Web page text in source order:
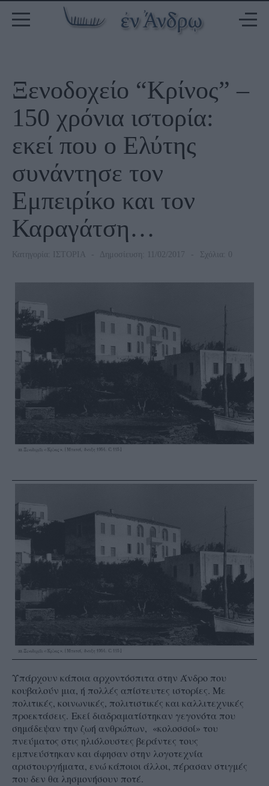
Ξενοδοχείο “Κρίνος” –
150 χρόνια ιστορία:
εκεί που ο Ελύτης
συνάντησε τον
Εμπειρίκο και τον
Καραγάτση…
Κατηγορία: ΙΣΤΟΡΙΑ Δημοσίευση: 11/02/2017 Σχόλια: 0
Υπάρχουν κάποια αρχοντόσπιτα στην Άνδρο που
κουβαλούν μια, ή πολλές απίστευτες ιστορίες. Με
πολιτικές, κοινωνικές, πολιτιστικές και καλλιτεχνικές
προεκτάσεις. Εκεί διαδραματίστηκαν γεγονότα που
σημάδεψαν την ζωή ανθρώπων, «κολοσσοί» του
πνεύματος στις ηλιόλουστες βεράντες τους
εμπνεύστηκαν και άφησαν στην λογοτεχνία
αριστουργήματα, ενώ κάποιοι άλλοι, πέρασαν στιγμές
που δεν θα λησμονήσουν ποτέ.